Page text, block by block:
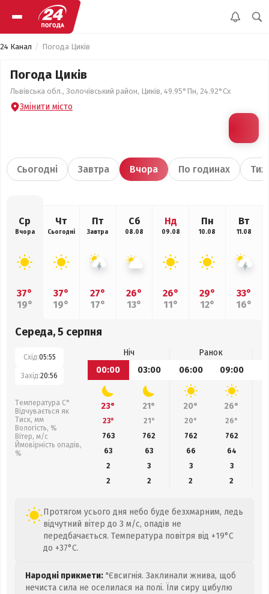
24 Канал Погода Циків
Погода Циків
Львівська обл., Золочівський район, Циків, 49.95°Пн, 24.92°Сх
Змінити місто
Сьогодні Завтра Вчора По годинах
Ср
Вчора
37°
19°
Чт
Сьогодні
37°
19°
Пт
Завтра
27°
17°
Сб
08.08
26°
13°
Нд
09.08
26°
11°
Пн
10.08
29°
12°
Вт
11.08
33°
16°
Середа, 5 серпня
Схід:05:55
Захід:20:56
Температура С°
Відчувається як
Тиск, мм
Вологість, %
Вітер, м/с
Ймовірність опадів,
%
Ніч
Ранок
00:00
03:00 06:00 09:00
23° 21° 20° 26°
23° 21° 20° 26°
763
762 762 762
63
63 66 64
2
3 3
3
2
2 2 2
Протягом усього дня небо буде безхмарним, ледь
відчутний вітер до 3 м/с, опадів не
передбачається. Температура повітря від +19°C
до +37°C.
Народні прикмети: "Євсигнія. Заклинали жнива, щоб
нечиста сила не оселилася на полі. Їли сиру цибулю